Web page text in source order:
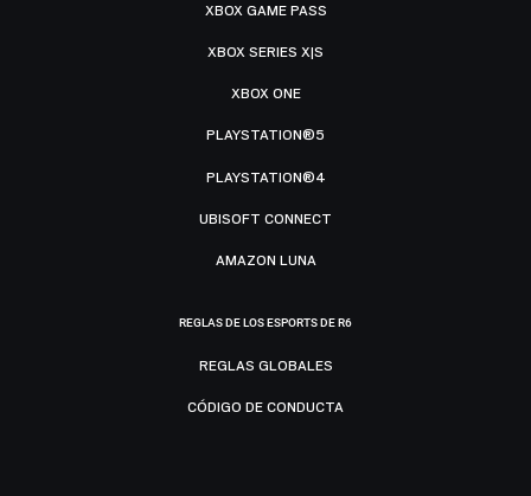
XBOX GAME PASS
XBOX SERIES X|S
XBOX ONE
PLAYSTATION®5
PLAYSTATION®4
UBISOFT CONNECT
AMAZON LUNA
REGLAS DE LOS ESPORTS DE R6
REGLAS GLOBALES
CÓDIGO DE CONDUCTA